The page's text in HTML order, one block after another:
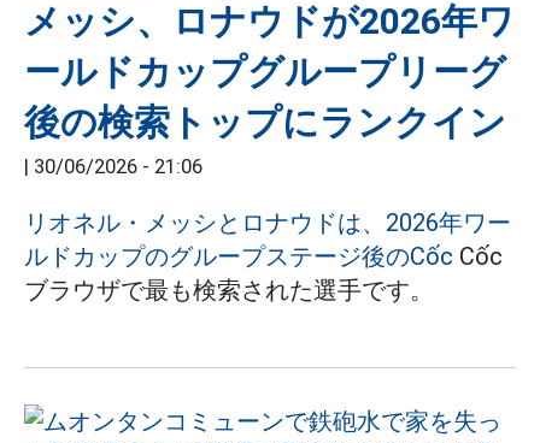
メッシ、ロナウドが2026年ワ
ールドカップグループリーグ
後の検索トップにランクイン
| 30/06/2026 - 21:06
リオネル・メッシとロナウドは、2026年ワー
ルドカップのグループステージ後のCốc Cốc
ブラウザで最も検索された選手です。